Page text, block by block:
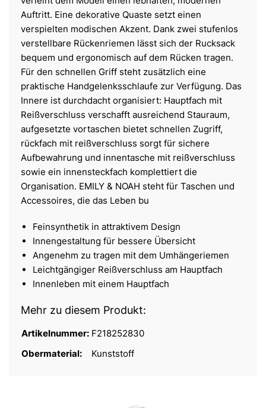
Auftritt. Eine dekorative Quaste setzt einen
verspielten modischen Akzent. Dank zwei stufenlos
verstellbare Rückenriemen lässt sich der Rucksack
bequem und ergonomisch auf dem Rücken tragen.
Für den schnellen Griff steht zusätzlich eine
praktische Handgelenksschlaufe zur Verfügung. Das
Innere ist durchdacht organisiert: Hauptfach mit
Reißverschluss verschafft ausreichend Stauraum,
aufgesetzte vortaschen bietet schnellen Zugriff,
rückfach mit reißverschluss sorgt für sichere
Aufbewahrung und innentasche mit reißverschluss
sowie ein innensteckfach komplettiert die
Organisation. EMILY & NOAH steht für Taschen und
Accessoires, die das Leben bu
Feinsynthetik in attraktivem Design
Innengestaltung für bessere Übersicht
Angenehm zu tragen mit dem Umhängeriemen
Leichtgängiger Reißverschluss am Hauptfach
Innenleben mit einem Hauptfach
Mehr zu diesem Produkt:
Artikelnummer: F218252830
Obermaterial:
Kunststoff